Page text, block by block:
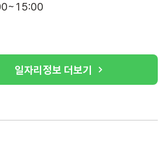
일자리정보 더보기